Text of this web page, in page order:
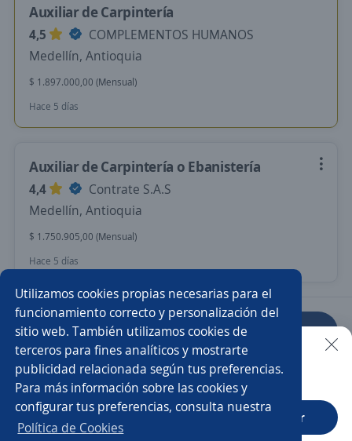
Utilizamos cookies propias necesarias para el
funcionamiento correcto y personalización del
sitio web. También utilizamos cookies de
terceros para fines analíticos y mostrarte
publicidad relacionada según tus preferencias.
Para más información sobre las cookies y
configurar tus preferencias, consulta nuestra
Política de Cookies
Auxiliar de Carpintería
4,5
COMPLEMENTOS HUMANOS
Medellín, Antioquia
$ 1.897.000,00 (Mensual)
Hace 5 días
Auxiliar de Carpintería o Ebanistería
4,4
Contrate S.A.S
Medellín, Antioquia
$ 1.750.905,00 (Mensual)
Hace 5 días
Anterior Siguiente
Nuevas ofertas de empleo
Empleos similares
Buscar es más fácil en la app
CT App Abrir